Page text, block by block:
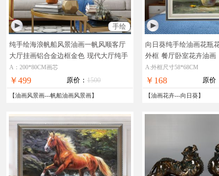
手绘
纯手绘海浪帆船风景油画一帆风顺客厅
大厅挂画铝合金边框金色 现代大厅纯手
绘风景海景油画
A：200*80CM画芯
￥499 原价： 1500
【油画风景画---帆船油画风景画】
向日葵纯手绘油画花瓶
外框 餐厅卧室花卉油画
A:外框尺寸58*68CM
￥168 原价
【油画花卉---向日葵】